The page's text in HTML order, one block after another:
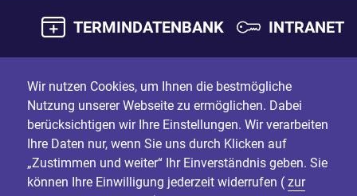
TERMINDATENBANK INTRANET
Wir nutzen Cookies, um Ihnen die bestmögliche
Nutzung unserer Webseite zu ermöglichen. Dabei
berücksichtigen wir Ihre Einstellungen. Wir verarbeiten
Ihre Daten nur, wenn Sie uns durch Klicken auf
„Zustimmen und weiter“ Ihr Einverständnis geben. Sie
können Ihre Einwilligung jederzeit widerrufen ( zur